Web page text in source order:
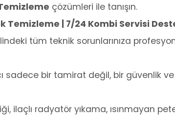
çözümleri ile tanışın.
Temizleme | 7/24 Kombi Servisi
tüm teknik sorunlarınıza
sadece bir tamirat değil, bir güvenlik ve
ilaçlı radyatör yıkama, ısınmayan